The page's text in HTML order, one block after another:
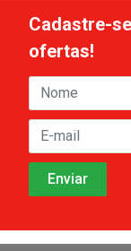
Cadastre-
ofertas!